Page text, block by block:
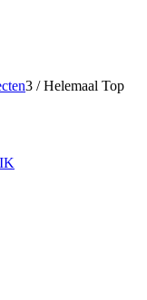
3 / Helemaal Top